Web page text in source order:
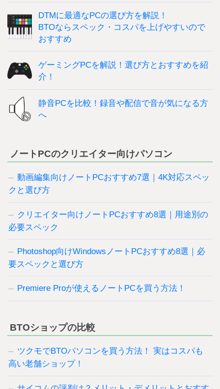
DTMに最適なPCの選び方を解説！
BTOならスペック・コスパを上げやすいので
おすすめ
ゲーミングPCを解説！選び方とおすすめを紹
介！
静音PCを比較！録音や配信で音が気になる方
へ
ノートPCのクリエイター向けパソコン
動画編集向けノートPCおすすめ7選｜4K対応スペッ
クと選び方
クリエイター向けノートPCおすすめ8選｜用途別の
必要スペック
Photoshop向けWindowsノートPCおすすめ8選｜必
要スペックと選び方
Premiere Proが使えるノートPCを買う方法！
BTOショップの比較
ツクモでBTOパソコンを買う方法！ 実はコスパも
高い老舗ショップ！